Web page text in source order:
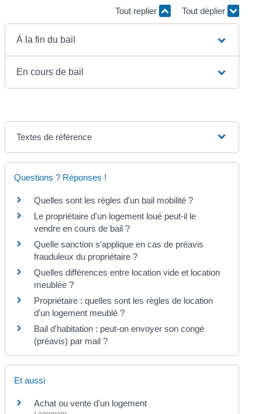
Tout replier Tout déplier
À la fin du bail
En cours de bail
Textes de référence
Questions ? Réponses !
Quelles sont les règles d'un bail mobilité ?
Le propriétaire d'un logement loué peut-il le
vendre en cours de bail ?
Quelle sanction s'applique en cas de préavis
frauduleux du propriétaire ?
Quelles différences entre location vide et location
meublée ?
Propriétaire : quelles sont les règles de location
d'un logement meublé ?
Bail d'habitation : peut-on envoyer son congé
(préavis) par mail ?
Et aussi
Achat ou vente d'un logement